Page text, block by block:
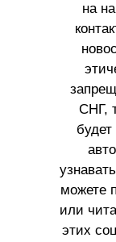
на
СНГ,
можете
или
этих